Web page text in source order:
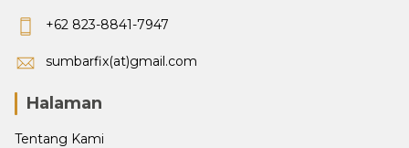
+62 823-8841-7947
sumbarfix(at)gmail.com
Halaman
Tentang Kami